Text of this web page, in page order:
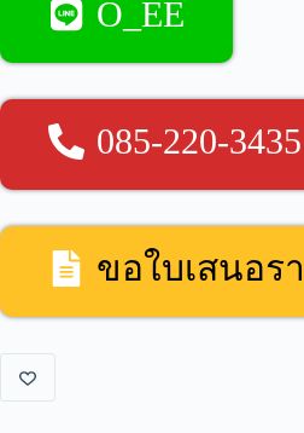
O_EE
085-220-3435
ขอใบเสนอร